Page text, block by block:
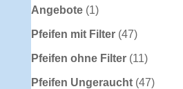
Angebote 11
Produkt
Pfeifen mit Filter 4747
Produkte
Pfeifen ohne Filter 1111
Produkte
Pfeifen Ungeraucht 4747